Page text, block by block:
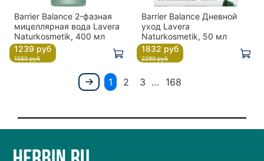
Barrier Balance 2-фазная
мицеллярная вода Lavera
Naturkosmetik, 400 мл
1239 руб
1550 руб
Barrier Balance Дневной
уход Lavera
Naturkosmetik, 50 мл
1832 руб
2290 руб
1 2 3 … 168